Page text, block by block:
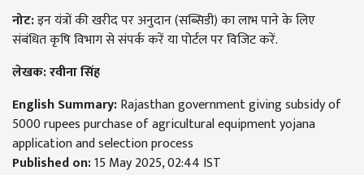
नोट:इन यंत्रों की खरीद पर अनुदान (सब्सिडी) का लाभ पाने के लिए
संबंधित कृषि विभाग से संपर्क करें या पोर्टल पर विजिट करें.
लेखक:रवीना सिंह
English Summary:Rajasthan government giving subsidy of
5000 rupees purchase of agricultural equipment yojana
application and selection process
Published on:15 May 2025, 02:44 IST